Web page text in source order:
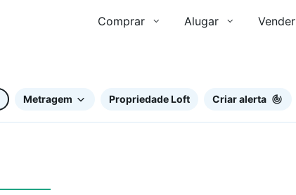
Comprar Alugar Vender
Metragem Propriedade Loft Criar alerta